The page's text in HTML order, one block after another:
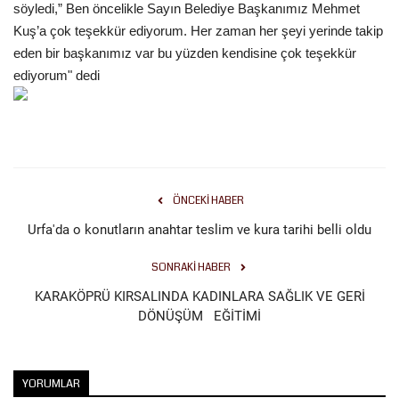
söyledi,” Ben öncelikle Sayın Belediye Başkanımız Mehmet
Kuş’a çok teşekkür ediyorum. Her zaman her şeyi yerinde takip
eden bir başkanımız var bu yüzden kendisine çok teşekkür
ediyorum" dedi
ÖNCEKI HABER
Urfa'da o konutların anahtar teslim ve kura tarihi belli oldu
SONRAKI HABER
KARAKÖPRÜ KIRSALINDA KADINLARA SAĞLIK VE GERİ
DÖNÜŞÜM EĞİTİMİ
YORUMLAR